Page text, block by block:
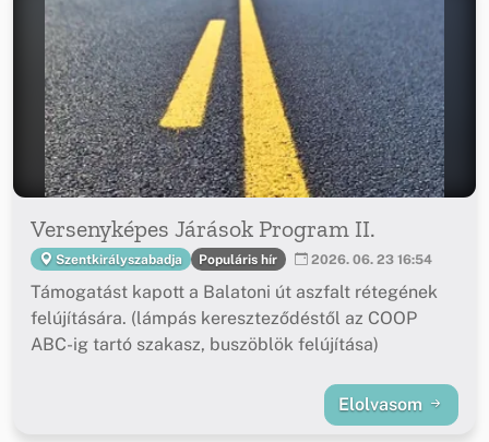
Versenyképes Járások Program II.
Szentkirályszabadja Populáris hír 2026. 06. 23 16:54
Támogatást kapott a Balatoni út aszfalt rétegének
felújítására. (lámpás kereszteződéstől az COOP
ABC-ig tartó szakasz, buszöblök felújítása)
Elolvasom